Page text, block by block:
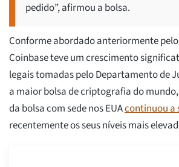
pedido”, afirmou a bolsa.
Conforme abordado anteriormente
Coinbase teve um crescimento
legais tomadas pelo Departamento de
a maior bolsa de criptografia do mundo,
da bolsa com sede nos EUAcontinuou a
recentemente os seus níveis mais